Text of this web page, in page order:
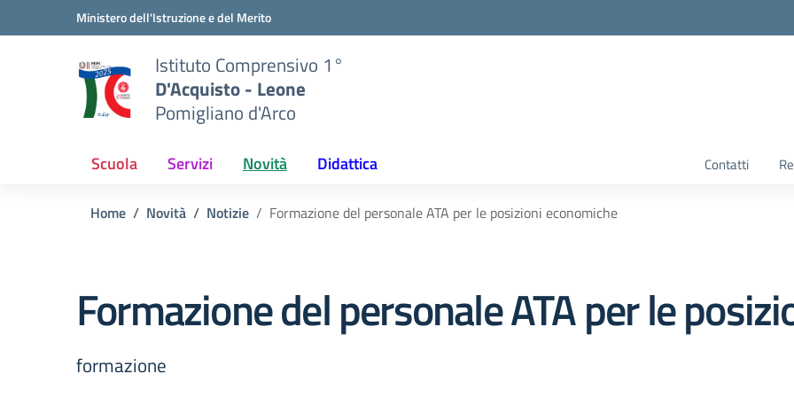
Vai ai contenuti
Vai al menu di navigazioneMinistero dell'Istruzione e del Merito
Istituto Comprensivo 1°
D'Acquisto - Leone
Pomigliano d'Arco
Scuola Servizi Novità Didattica Contatti
Home Novità Notizie Formazione del personale ATA per le posizioni economiche
Formazione del personale ATA per le
formazione